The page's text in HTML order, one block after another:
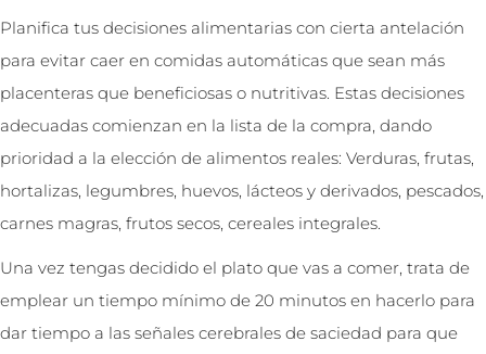
Planifica tus decisiones alimentarias con cierta antelación
para evitar caer en comidas automáticas que sean más
placenteras que beneficiosas o nutritivas. Estas decisiones
adecuadas comienzan en la lista de la compra, dando
prioridad a la elección de alimentos reales: Verduras, frutas,
hortalizas, legumbres, huevos, lácteos y derivados, pescados,
carnes magras, frutos secos, cereales integrales.
Una vez tengas decidido el plato que vas a comer, trata de
emplear un tiempo mínimo de 20 minutos en hacerlo para
dar tiempo a las señales cerebrales de saciedad para que